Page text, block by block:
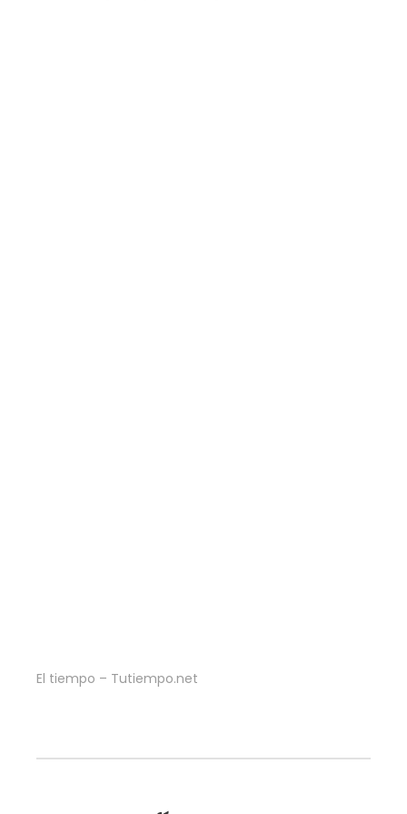
El tiempo – Tutiempo.net